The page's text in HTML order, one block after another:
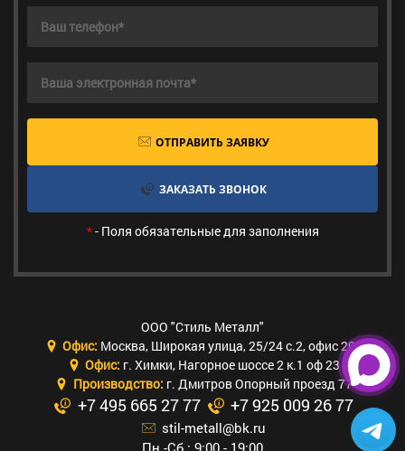
ОТПРАВИТЬ ЗАЯВКУ
ЗАКАЗАТЬ ЗВОНОК
*- Поля обязательные для заполнения
ООО "Стиль Металл"
Офис: Москва, Широкая улица, 25/24 с.2, офис 205
Офис: г. Химки, Нагорное шоссе 2 к.1 оф 23
Производство: г. Дмитров Опорный проезд 77
+7 495 665 27 77 +7 925 009 26 77
stil-metall@bk.ru
Пн.-Сб.: 9:00 - 19:00